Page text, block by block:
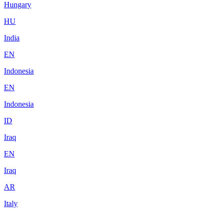
Hungary
HU
India
EN
Indonesia
EN
Indonesia
ID
Iraq
EN
Iraq
AR
Italy